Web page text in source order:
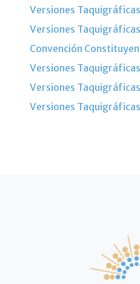
Versiones
Versiones
Convención
Versiones
Versiones
Versiones